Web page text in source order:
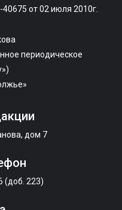
от 02 июля 2010г.
периодическое
дом 7
(доб. 223)